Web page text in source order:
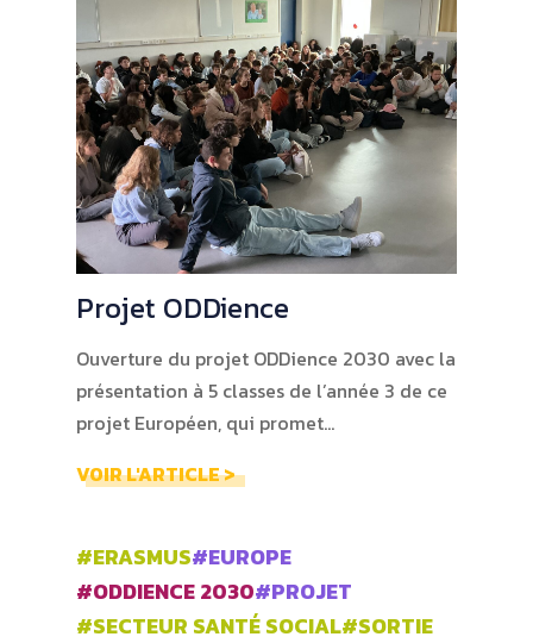
Projet ODDience
Ouverture du projet ODDience 2030 avec la
présentation à 5 classes de l’année 3 de ce
projet Européen, qui promet…
VOIR L'ARTICLE >
#ERASMUS#EUROPE
#ODDIENCE 2030#PROJET
#SECTEUR SANTÉ SOCIAL#SORTIE